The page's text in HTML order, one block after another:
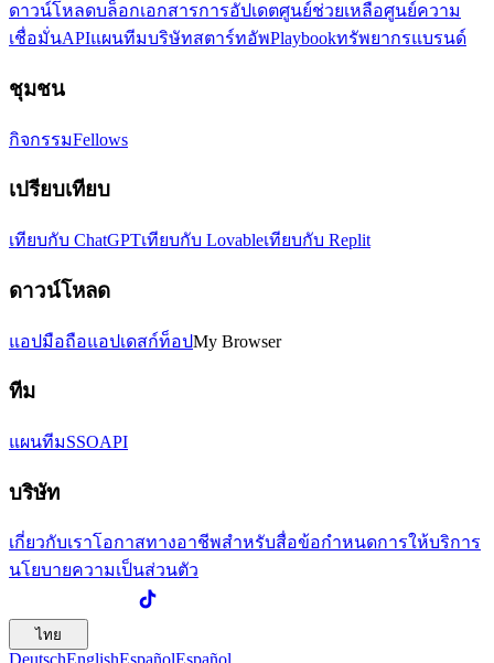
ดาวน์โหลดบล็อกเอกสารการอัปเดตศูนย์ช่วยเหลือศูนย์ความ
เชื่อมั่นAPIแผนทีมบริษัทสตาร์ทอัพPlaybookทรัพยากรแบรนด์
ชุมชน
กิจกรรมFellows
เปรียบเทียบ
เทียบกับ ChatGPTเทียบกับ Lovableเทียบกับ Replit
ดาวน์โหลด
แอปมือถือแอปเดสก์ท็อปMy Browser
ทีม
แผนทีมSSOAPI
บริษัท
เกี่ยวกับเราโอกาสทางอาชีพสำหรับสื่อข้อกำหนดการให้บริการ
นโยบายความเป็นส่วนตัว
ไทย